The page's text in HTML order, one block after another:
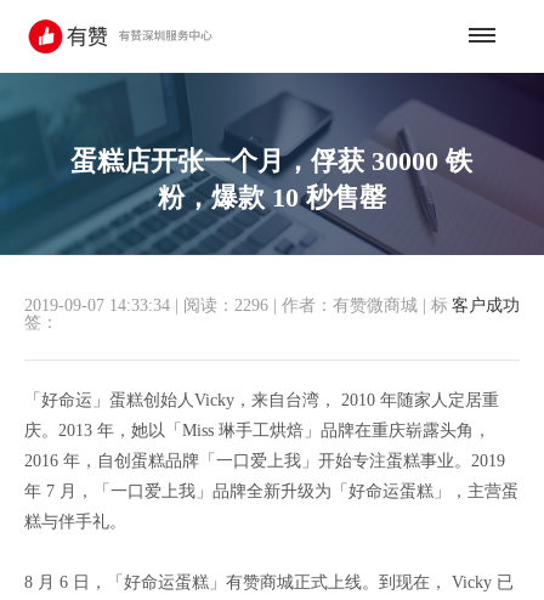
蛋糕店开张一个月，俘获 30000 铁
粉，爆款 10 秒售罄
客户成功
2019-09-07 14:33:34 阅读：2296 作者：有赞微商城
标
签：
「好命运」蛋糕创始人Vicky，来自台湾， 2010 年随家人定居重
庆。2013 年，她以「Miss 琳手工烘焙」品牌在重庆崭露头角，
2016 年，自创蛋糕品牌「一口爱上我」开始专注蛋糕事业。2019
年 7 月，「一口爱上我」品牌全新升级为「好命运蛋糕」，主营蛋
糕与伴手礼。
8 月 6 日，「好命运蛋糕」有赞商城正式上线。到现在， Vicky 已